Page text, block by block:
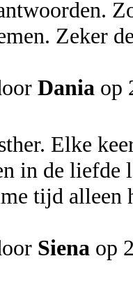
Zeker
Dania op
Elke
in de
tijd alleen
Siena op